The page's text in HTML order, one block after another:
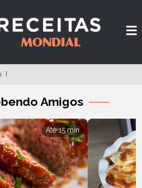
Amigos
Até 15 min